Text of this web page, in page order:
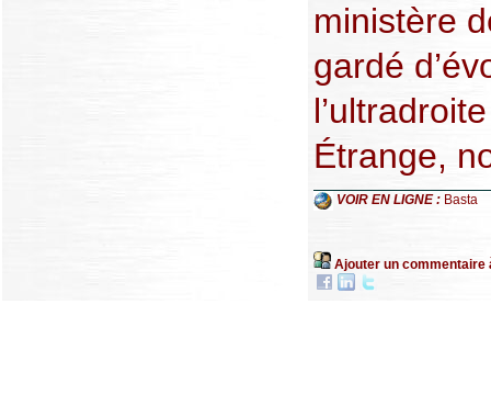
ministère
gardé
Étrange,
VOIR EN LIGNE : Basta
Ajouter un commentaire